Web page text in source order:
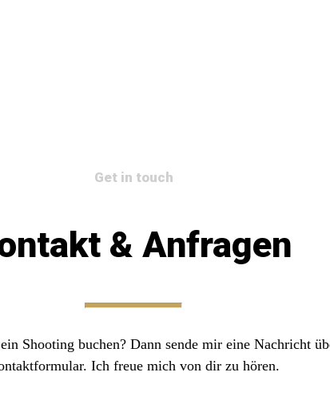
Get in touch
& Anfragen
Shooting buchen? Dann sende mir eine Nachricht
Ich freue mich von dir zu hören.